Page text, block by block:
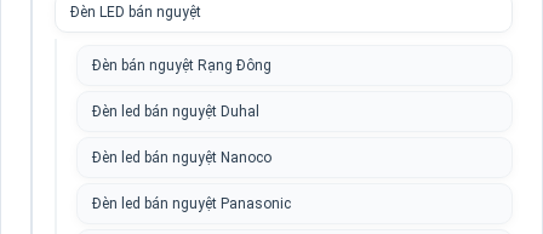
Đèn LED bán nguyệt
Đèn bán nguyệt Rạng Đông
Đèn led bán nguyệt Duhal
Đèn led bán nguyệt Nanoco
Đèn led bán nguyệt Panasonic